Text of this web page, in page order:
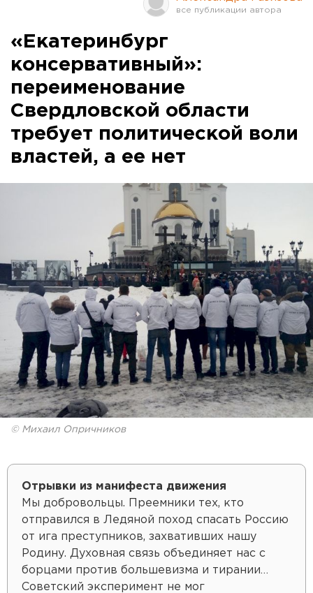
«Екатеринбург
консервативный»:
переименование
Свердловской области
требует политической воли
властей, а ее нет
© Михаил Опричников
Отрывки из манифеста движения
Мы добровольцы. Преемники тех, кто
отправился в Ледяной поход спасать Россию
от ига преступников, захвативших нашу
Родину. Духовная связь объединяет нас с
борцами против большевизма и тирании…
Советский эксперимент не мог